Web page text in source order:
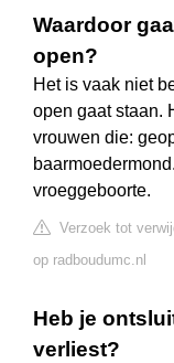
Waardoor
open?
Het is vaak niet
open gaat staan.
vrouwen die:
vroeggeboorte.
Verzoek tot
op radboudumc.nl
Heb je
verliest?